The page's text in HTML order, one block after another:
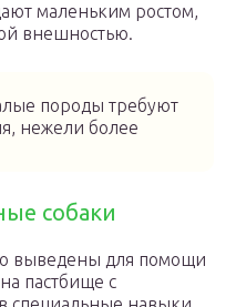
маленьким ростом,
внешностью.
породы требуют
нежели более
собаки
выведены для помощи
пастбище с